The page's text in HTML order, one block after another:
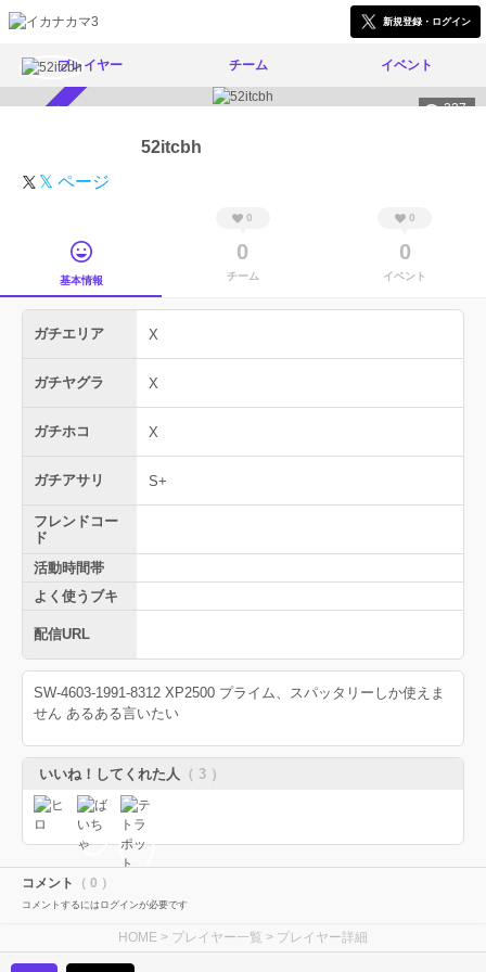
新規登録・ログイン
プレイヤー チーム イベント
237
52itcbh
𝕏 ページ
基本情報
0
0
チーム
0
0
イベント
ガチエリア X
ガチヤグラ X
ガチホコ X
ガチアサリ S+
フレンドコー
ド
活動時間帯
よく使うブキ
配信URL
SW-4603-1991-8312 XP2500 プライム、スパッタリーしか使えま
せん あるある言いたい
いいね！してくれた人 （ 3 ）
コメント （ 0 ）
コメントするにはログインが必要です
HOME > プレイヤー一覧 > プレイヤー詳細